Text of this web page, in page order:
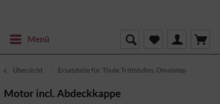
Menü
Übersicht Ersatzteile für Thule Trittstufen, Omnistep
Motor incl. Abdeckkappe